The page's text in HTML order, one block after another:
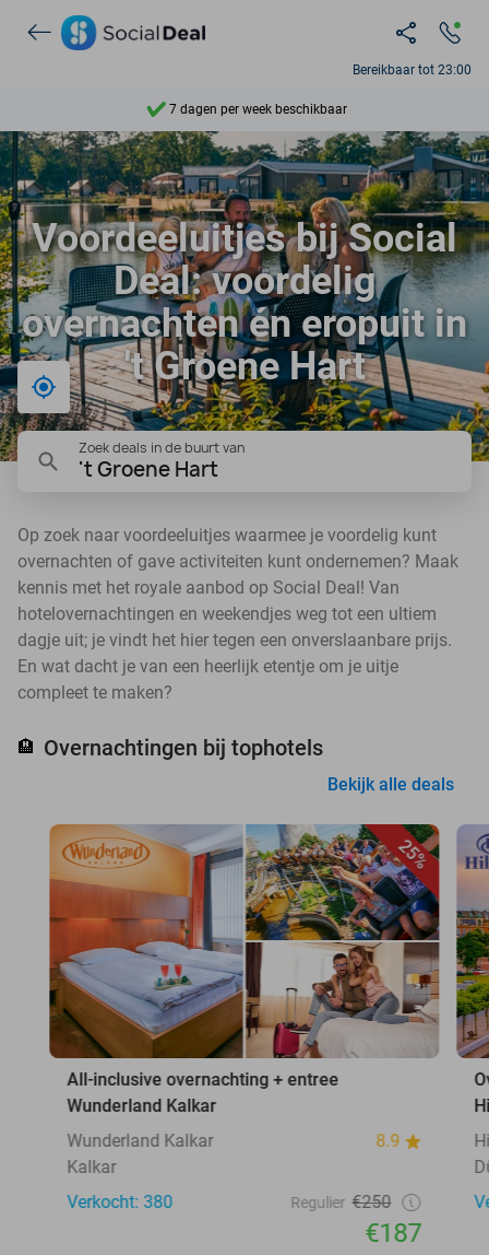
Bereikbaar tot 23:00
7 dagen per week beschikbaar
10+ miljoen leden
9,4
Ontdek 15.000+ deals
Voordeeluitjes bij Social
Deal: voordelig
overnachten én eropuit in
't Groene Hart
Bij mij in de buurt
Zoek deals in de buurt van
't Groene Hart
Op zoek naar voordeeluitjes waarmee je voordelig kunt
overnachten of gave activiteiten kunt ondernemen? Maak
kennis met het royale aanbod op Social Deal! Van
hotelovernachtingen en weekendjes weg tot een ultiem
dagje uit; je vindt het hier tegen een onverslaanbare prijs.
En wat dacht je van een heerlijk etentje om je uitje
compleet te maken?
🏨 Overnachtingen bij tophotels
Bekijk alle deals
25%
All-inclusive overnachting + entree
Wunderland Kalkar
Wunderland Kalkar
8.9
Kalkar
Verkocht: 380
Regulier €250
€187